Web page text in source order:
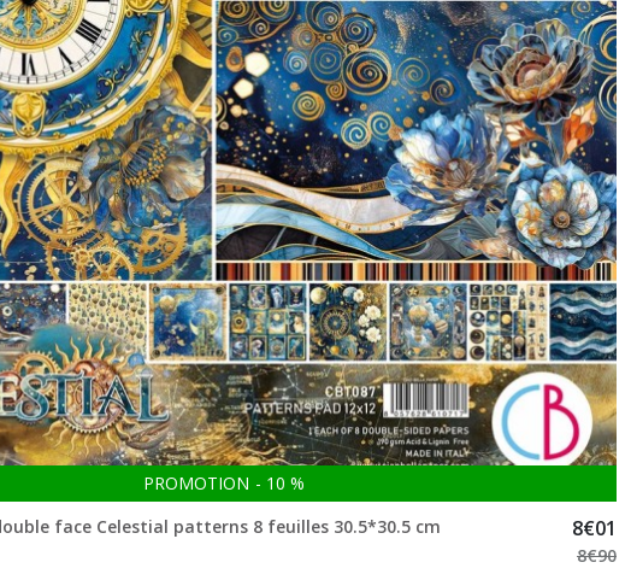
PROMOTION - 10 %
face Celestial patterns 8 feuilles 30.5*30.5 cm
8€01
8€90